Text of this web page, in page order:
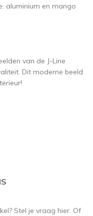
aluminium en mango
van de J-Line
Dit moderne beeld
Stel je vraag hier. Of